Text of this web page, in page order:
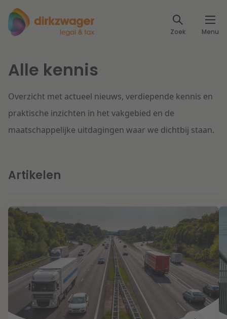
Zoek Menu
Expertises
Banking & Finance
Fiscaal
IT & Privacy
IE & Innovatie
Herstructurering & Insolventie
Energie
Zorg & Sociaal domein
Dichtbij de energietransitie
Lees meer
Dichtbij de kansen en uitdagingen in de
woningbouw
Artikelen
Klantcases
Events
Over ons
Internationale partners
Nieuws
Contact
Nederlands
English
Alle kennis
Overzicht met actueel nieuws, verdiepende kennis en
praktische inzichten in het vakgebied en de
maatschappelijke uitdagingen waar we dichtbij staan.
Artikelen